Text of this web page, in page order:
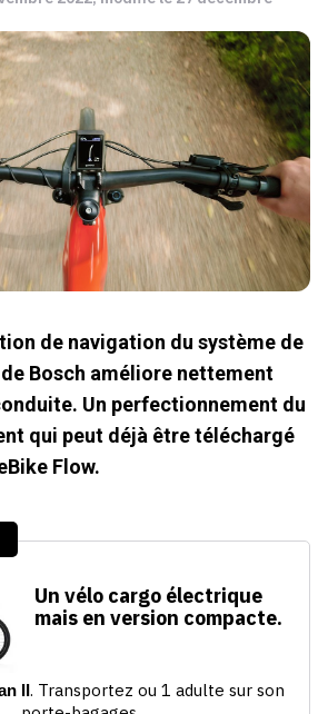
de navigation du système de
Bosch améliore nettement
Un perfectionnement du
qui peut déjà être téléchargé
Flow.